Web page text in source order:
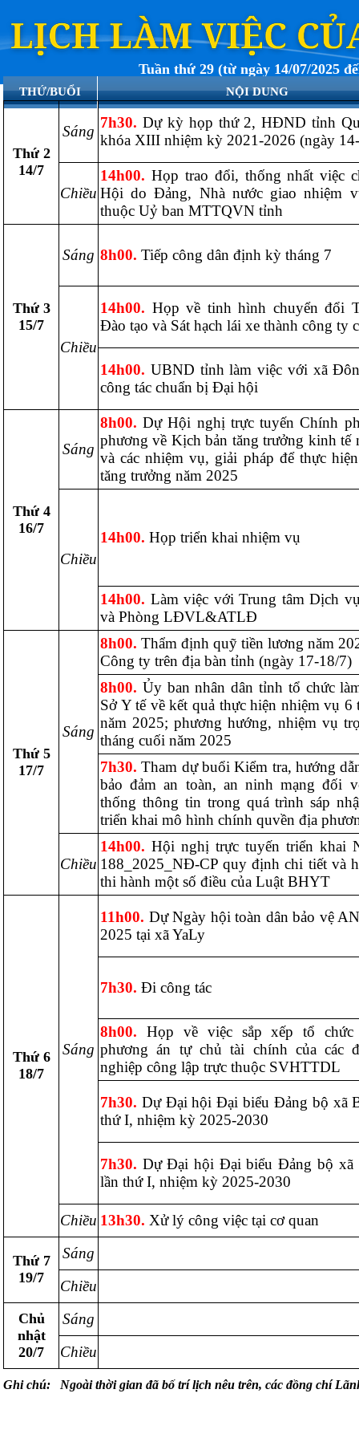
Tuần thứ 29 (từ ngày 14/07/2025
THỨ/BUỔI NỘI DUNG
Thứ 2
14/7
Sáng
7h30. Dự kỳ họp thứ 2, HĐND tỉnh
khóa XIII nhiệm kỳ 2021-2026 (ngày
Chiều
14h00. Họp trao đổi, thống nhất việc
Hội do Đảng, Nhà nước giao nhiệm
thuộc Uỷ ban MTTQVN tỉnh
Thứ 3
15/7
Sáng 8h00. Tiếp công dân định kỳ tháng 7
Chiều
14h00. Họp về tinh hình chuyển đổi
Đào tạo và Sát hạch lái xe thành công ty
14h00. UBND tỉnh làm việc với xã
công tác chuẩn bị Đại hội
Thứ 4
16/7
Sáng
8h00. Dự Hội nghị trực tuyến Chính
phương về Kịch bản tăng trưởng kinh tế
và các nhiệm vụ, giải pháp để thực
tăng trưởng năm 2025
Chiều
14h00. Họp triển khai nhiệm vụ
14h00. Làm việc với Trung tâm Dịch
và Phòng LĐVL&ATLĐ
Thứ 5
17/7
Sáng
8h00. Thẩm định quỹ tiền lương năm
Công ty trên địa bàn tỉnh (ngày 17-18/7)
8h00. Ủy ban nhân dân tỉnh tổ chức
Sở Y tế về kết quả thực hiện nhiệm vụ 6
năm 2025; phương hướng, nhiệm vụ
tháng cuối năm 2025
7h30. Tham dự buổi Kiểm tra, hướng
bảo đảm an toàn, an ninh mạng đối
thống thông tin trong quá trình sáp
triển khai mô hình chính quvền địa
Chiều
14h00. Hội nghị trực tuyến triển khai
188_2025_NĐ-CP quy định chi tiết và
thi hành một số điều của Luật BHYT
Thứ 6
18/7
Sáng
11h00. Dự Ngày hội toàn dân bảo vệ
2025 tại xã YaLy
7h30. Đi công tác
8h00. Họp về việc sắp xếp tổ chức
phương án tự chủ tài chính của các
nghiệp công lập trực thuộc SVHTTDL
7h30. Dự Đại hội Đại biểu Đảng bộ xã
thứ I, nhiệm kỳ 2025-2030
7h30. Dự Đại hội Đại biểu Đảng bộ xã
lần thứ I, nhiệm kỳ 2025-2030
Chiều 13h30. Xử lý công việc tại cơ quan
Thứ 7
19/7
Sáng
Chiều
Chủ
nhật
20/7
Sáng
Chiều
Ghi chú: Ngoài thời gian đã bố trí lịch nêu trên, các đồng chí